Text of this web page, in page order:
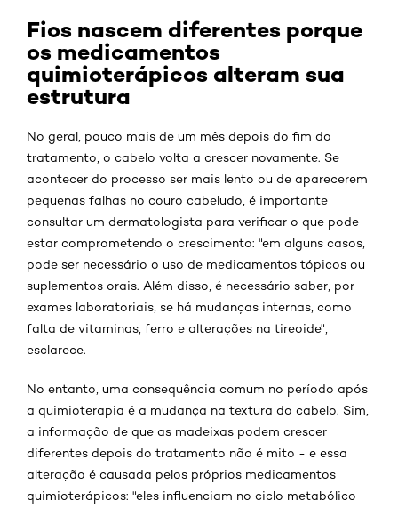
Fios nascem diferentes porque
os medicamentos
quimioterápicos alteram sua
estrutura
No geral, pouco mais de um mês depois do fim do
tratamento, o cabelo volta a crescer novamente. Se
acontecer do processo ser mais lento ou de aparecerem
pequenas falhas no couro cabeludo, é importante
consultar um dermatologista para verificar o que pode
estar comprometendo o crescimento: "em alguns casos,
pode ser necessário o uso de medicamentos tópicos ou
suplementos orais. Além disso, é necessário saber, por
exames laboratoriais, se há mudanças internas, como
falta de vitaminas, ferro e alterações na tireoide",
esclarece.
No entanto, uma consequência comum no período após
a quimioterapia é a mudança na textura do cabelo. Sim,
a informação de que as madeixas podem crescer
diferentes depois do tratamento não é mito - e essa
alteração é causada pelos próprios medicamentos
quimioterápicos: "eles influenciam no ciclo metabólico